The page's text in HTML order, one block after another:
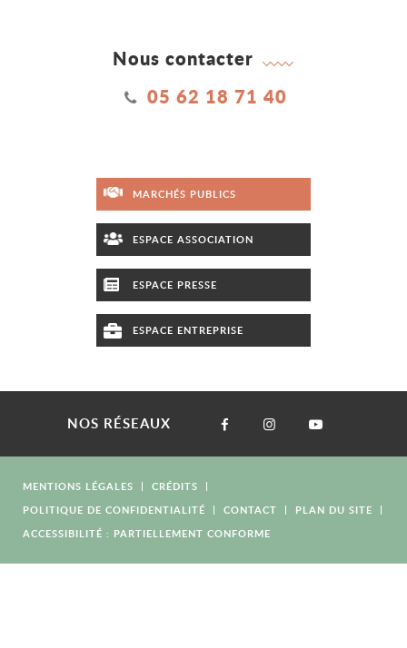
Nous contacter
05 62 18 71 40
MARCHÉS PUBLICS
ESPACE ASSOCIATION
ESPACE PRESSE
ESPACE ENTREPRISE
NOS RÉSEAUX
MENTIONS LÉGALES
CRÉDITS
POLITIQUE DE CONFIDENTIALITÉ
CONTACT
PLAN DU SITE
ACCESSIBILITÉ : PARTIELLEMENT CONFORME